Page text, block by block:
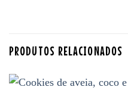
PRODUTOS RELACIONADOS